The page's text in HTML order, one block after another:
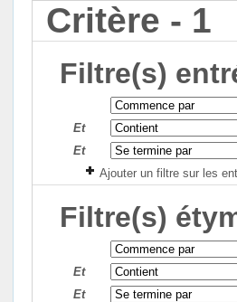
Critère - 1
Filtre(s)
Et
Et
Ajouter un filtre sur les
Filtre(s)
Et
Et